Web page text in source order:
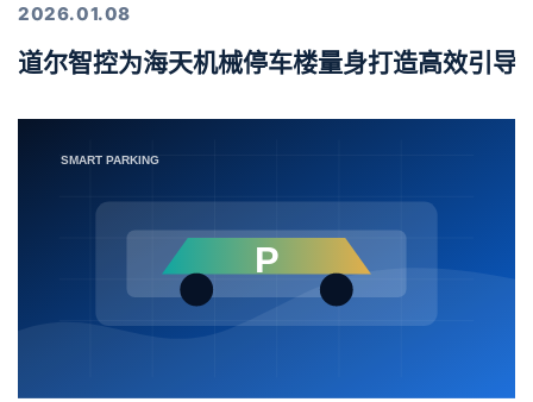
2026.01.08
道尔智控为海天机械停车楼量身打造高效引导